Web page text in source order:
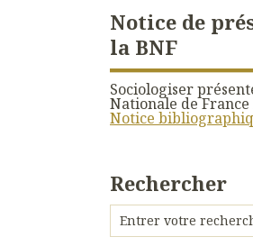
Notice de
la BNF
Sociologiser
Nationale de France
Notice
Rechercher